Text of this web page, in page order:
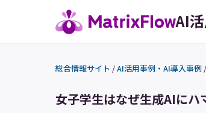
AI
総合情報サイト /AI活用事例・AI導入事例 /
女子学生はなぜ生成AIにハ